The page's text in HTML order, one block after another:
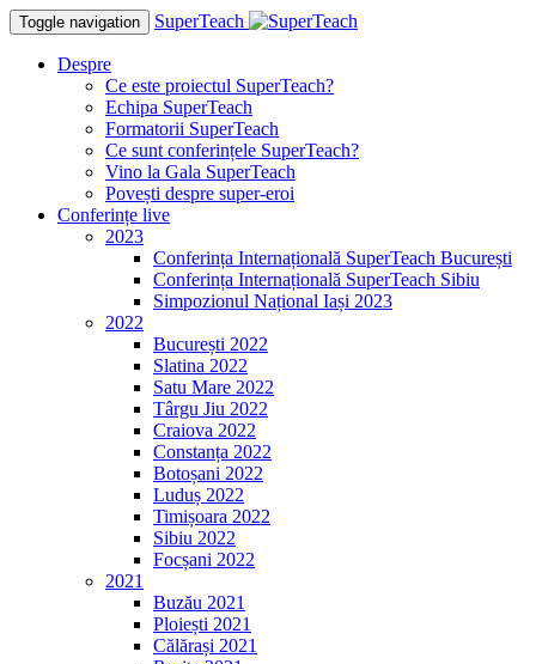
Toggle navigation SuperTeach
Despre
Ce este proiectul SuperTeach?
Echipa SuperTeach
Formatorii SuperTeach
Ce sunt conferințele SuperTeach?
Vino la Gala SuperTeach
Povești despre super-eroi
Conferințe live
2023
Conferința Internațională SuperTeach București
Conferința Internațională SuperTeach Sibiu
Simpozionul Național Iași 2023
2022
București 2022
Slatina 2022
Satu Mare 2022
Târgu Jiu 2022
Craiova 2022
Constanța 2022
Botoșani 2022
Luduș 2022
Timișoara 2022
Sibiu 2022
Focșani 2022
2021
Buzău 2021
Ploiești 2021
Călărași 2021